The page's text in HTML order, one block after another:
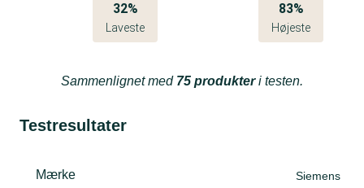
32%
Laveste
83%
Højeste
Sammenlignet med 75 produkteri testen.
Testresultater
Mærke Siemens